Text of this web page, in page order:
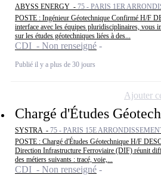
ABYSS ENERGY - 75 - PARIS 1ER
POSTE : Ingénieur Géotechnique Confirmé H/F
interface avec les équipes pluridisciplinaires, vous
sur les études géotechniques liées à des...
CDI - Non renseigné
Publié il y a plus de 30 jours
Chargé d'Études
SYSTRA - 75 - PARIS 15E
POSTE : Chargé d'Études Géotechnique H/F
Direction Infrastructure Ferroviaire (DIF) réunit
des métiers suivants : tracé, voie,...
CDI - Non renseigné
Ajouter